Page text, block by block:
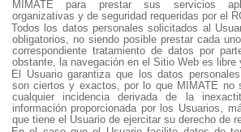
MIMATE para prestar sus servicios
organizativas y de seguridad requeridas por el
Todos los datos personales solicitados al
obligatorios, no siendo posible prestar cada
correspondiente tratamiento de datos por
obstante, la navegación en el Sitio Web es libre
El Usuario garantiza que los datos
son ciertos y exactos, por lo que MIMATE no
cualquier incidencia derivada de la
información proporcionada por los Usuarios,
que tiene el Usuario de ejercitar su derecho de